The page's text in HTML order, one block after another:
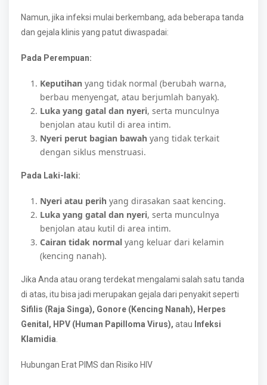
Namun, jika infeksi mulai berkembang, ada beberapa tanda
dan gejala klinis yang patut diwaspadai:
Pada Perempuan:
Keputihan yang tidak normal (berubah warna,
berbau menyengat, atau berjumlah banyak).
Luka yang gatal dan nyeri, serta munculnya
benjolan atau kutil di area intim.
Nyeri perut bagian bawah yang tidak terkait
dengan siklus menstruasi.
Pada Laki-laki:
Nyeri atau perih yang dirasakan saat kencing.
Luka yang gatal dan nyeri, serta munculnya
benjolan atau kutil di area intim.
Cairan tidak normal yang keluar dari kelamin
(kencing nanah).
Jika Anda atau orang terdekat mengalami salah satu tanda
di atas, itu bisa jadi merupakan gejala dari penyakit seperti
Sifilis (Raja Singa), Gonore (Kencing Nanah), Herpes
Genital, HPV (Human Papilloma Virus), atau Infeksi
Klamidia
Hubungan Erat PIMS dan Risiko HIV